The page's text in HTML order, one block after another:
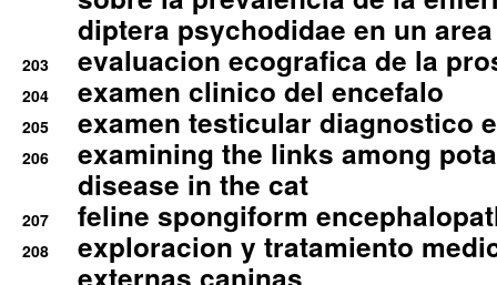
diptera psychodidae en un
203 evaluacion ecografica de la
204 examen clinico del encefalo
205 examen testicular diagnostico
206
examining the links among
disease in the cat
207 feline spongiform
208
exploracion y tratamiento
externas caninas